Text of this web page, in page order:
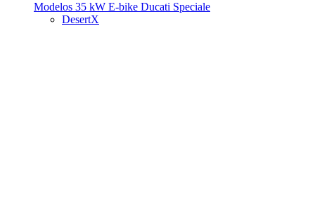
Modelos 35 kW E-bike Ducati Speciale
DesertX